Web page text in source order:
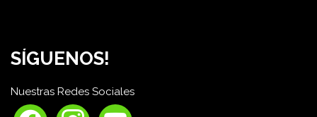
SÍGUENOS!
Nuestras Redes Sociales
facebookinstagramyoutube